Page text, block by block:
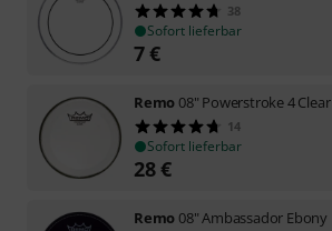
38
Sofort lieferbar
7€
Remo 08" Powerstroke 4 Clear
14
Sofort lieferbar
28€
Remo 08" Ambassador Ebony